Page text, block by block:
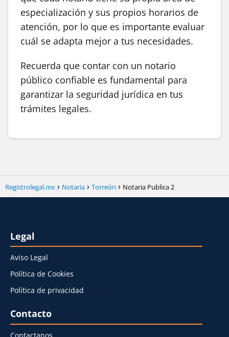
especialización y sus propios horarios de
atención, por lo que es importante evaluar
cuál se adapta mejor a tus necesidades.
Recuerda que contar con un notario
público confiable es fundamental para
garantizar la seguridad jurídica en tus
trámites legales.
Registrolegal.mx Notaria Torreón Notaria Publica 2
Legal
Aviso Legal
Política de Cookies
Política de privacidad
Contacto
Contactanos